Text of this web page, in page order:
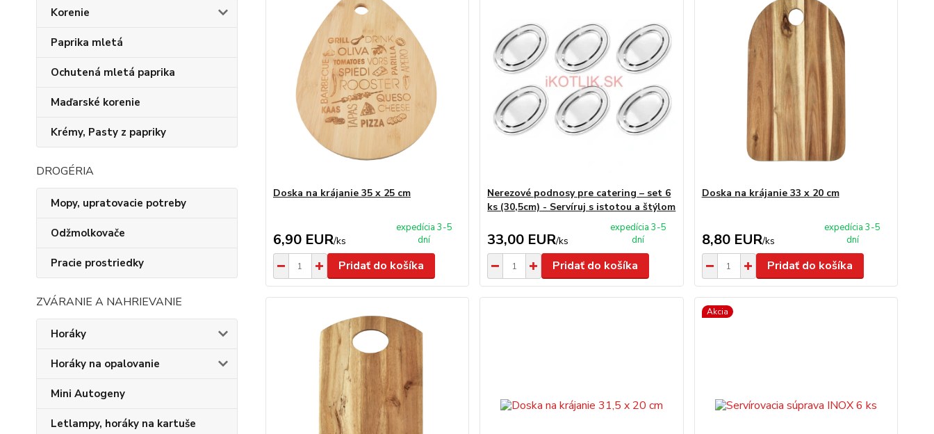
Korenie
Paprika mletá
Ochutená mletá paprika
Maďarské korenie
Krémy, Pasty z papriky
DROGÉRIA
Mopy, upratovacie potreby
Odžmolkovače
Pracie prostriedky
ZVÁRANIE A NAHRIEVANIE
Horáky
Horáky na opalovanie
Mini Autogeny
Letlampy, horáky na kartuše
Doska na krájanie 35 x 25 cm
6,90 EUR/ks
expedícia 3-5
dní
Pridať do košíka
Nerezové podnosy pre catering – set 6
ks (30,5cm) - Servíruj s istotou a štýlom
33,00 EUR/ks
expedícia 3-5
dní
Pridať do košíka
Doska na krájanie 33 x 20 cm
8,80 EUR/ks
expedícia 3-5
dní
Pridať do košíka
Akcia